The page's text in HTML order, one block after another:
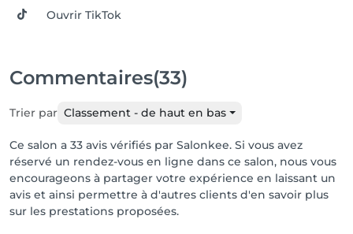
Ouvrir TikTok
Commentaires(33)
Trier par Classement - de haut en bas
Ce salon a 33 avis vérifiés par Salonkee. Si vous avez
réservé un rendez-vous en ligne dans ce salon, nous vous
encourageons à partager votre expérience en laissant un
avis et ainsi permettre à d'autres clients d'en savoir plus
sur les prestations proposées.